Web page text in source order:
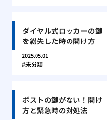
ダイヤル式ロッカーの鍵
を紛失した時の開け方
2025.05.01
未分類
ポストの鍵がない！開け
方と緊急時の対処法